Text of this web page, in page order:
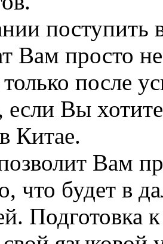
поступить
Вам просто
после
если Вы
Китае.
Вам
что будет в
Подготовка